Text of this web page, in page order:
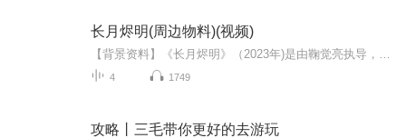
长月烬明(周边物料)(视频)
4 1749
攻略丨三毛带你更好的去游玩